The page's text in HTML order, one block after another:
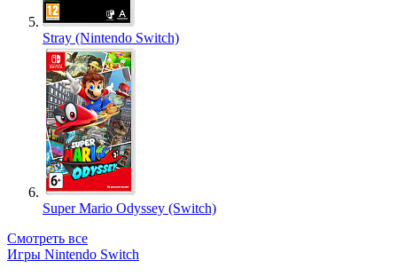
Stray (Nintendo Switch)
Super Mario Odyssey (Switch)
Смотреть все
Игры Nintendo Switch